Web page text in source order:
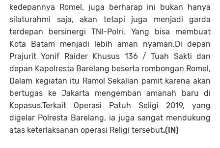
kedepannya Romel, juga berharap ini bukan hanya
silaturahmi saja, akan tetapi juga menjadi garda
terdepan bersinergi TNI-Polri. Yang bisa membuat
Kota Batam menjadi lebih aman nyaman.Di depan
Prajurit Yonif Raider Khusus 136 / Tuah Sakti dan
depan Kapolresta Barelang beserta rombongan Romel,
Dalam kegiatan itu Ramol Sekalian pamit karena akan
bertugas ke Jakarta mengemban amanah baru di
Kopasus.Terkait Operasi Patuh Seligi 2019, yang
digelar Polresta Barelang, ia juga sangat mendukung
atas keterlaksanan operasi Religi tersebut.(IN)